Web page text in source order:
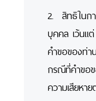
2. สิทธิในกา
บุคคล เว้นแ
คำขอของท่า
กรณีที่คำขอข
ความเสียหา